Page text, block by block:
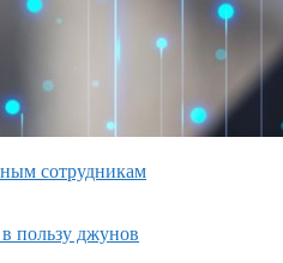
сотрудникам
пользу джунов